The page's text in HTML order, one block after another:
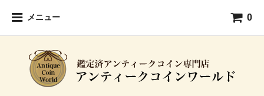
メニュー 0